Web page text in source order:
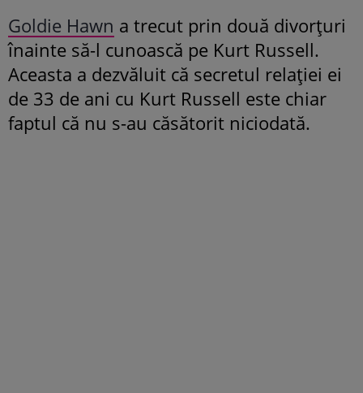
Goldie Hawn a trecut prin două divorțuri
înainte să-l cunoască pe Kurt Russell.
Aceasta a dezvăluit că secretul relației ei
de 33 de ani cu Kurt Russell este chiar
faptul că nu s-au căsătorit niciodată.